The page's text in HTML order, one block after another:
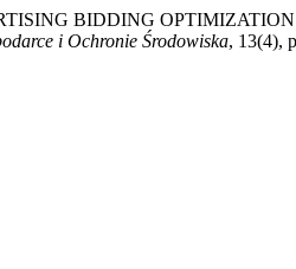
BIDDING
i Ochronie Środowiska, 13(4),